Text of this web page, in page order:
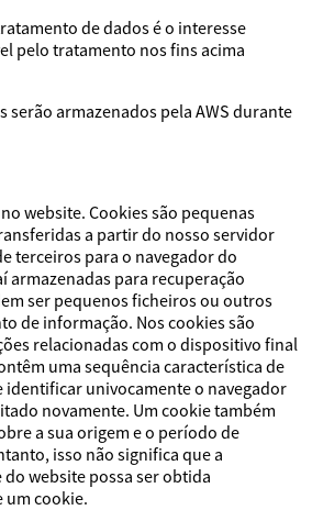
de dados é o interesse
pelo tratamento nos fins acima
serão armazenados pela AWS durante
website. Cookies são pequenas
a partir do nosso servidor
terceiros para o navegador do
armazenadas para recuperação
ser pequenos ficheiros ou outros
de informação. Nos cookies são
relacionadas com o dispositivo final
uma sequência característica de
identificar univocamente o navegador
novamente. Um cookie também
a sua origem e o período de
isso não significa que a
website possa ser obtida
um cookie.